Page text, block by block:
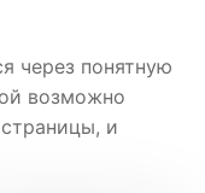
через понятную
возможно
и